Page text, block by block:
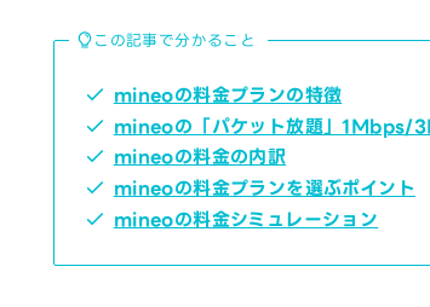
この記事で分かること
mineoの料金プランの特徴
mineoの「パケット放題」1Mbps/
mineoの料金の内訳
mineoの料金プランを選ぶポイント
mineoの料金シミュレーション